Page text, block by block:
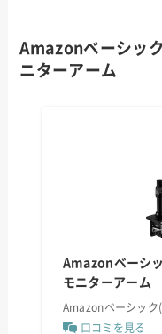
Amazonベーシッ
ニターアーム
Amazonベーシ
モニターアーム
Amazonベーシッ
口コミを見る